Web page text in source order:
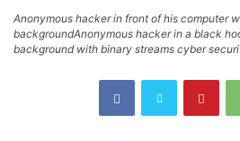
Anonymous hacker in front of his computer
backgroundAnonymous hacker in a black
background with binary streams cyber